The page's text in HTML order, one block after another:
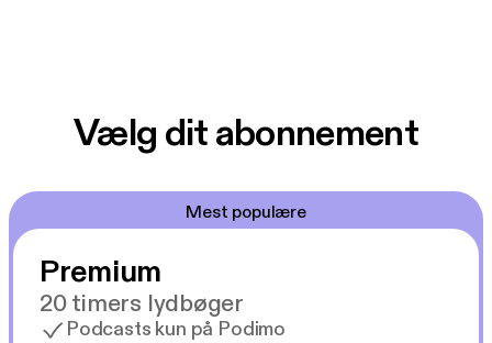
Vælg dit abonnement
Mest populære
Premium
20 timers lydbøger
Podcasts kun på Podimo